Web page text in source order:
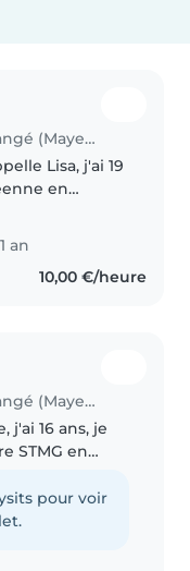
Babysitter in Changé (Mayenne)
Lisa, j'ai 19
en
de
missions
m'occuper
an
10,00 €/heure
Babysitter in Changé (Mayenne)
j'ai 16 ans, je
STMG en
et je me
pour voir